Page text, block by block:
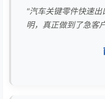
"汽车关键零件快速
明，真正做到了急客